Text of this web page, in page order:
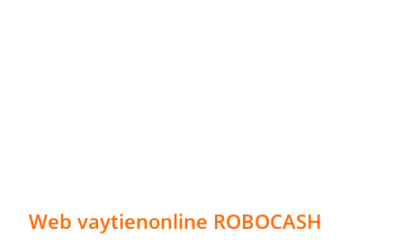
Web vaytienonline ROBOCASH